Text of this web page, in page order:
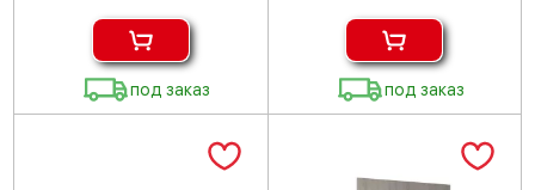
под заказ под заказ